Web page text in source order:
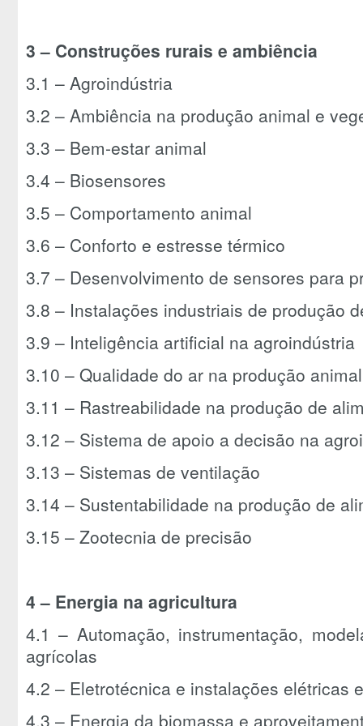
3 – Construções rurais e ambiência
3.1 – Agroindústria
3.2 – Ambiência na produção animal e
3.3 – Bem-estar animal
3.4 – Biosensores
3.5 – Comportamento animal
3.6 – Conforto e estresse térmico
3.7 – Desenvolvimento de sensores para
3.8 – Instalações industriais de produção
3.9 – Inteligência artificial na agroindústria
3.10 – Qualidade do ar na produção
3.11 – Rastreabilidade na produção de
3.12 – Sistema de apoio a decisão na
3.13 – Sistemas de ventilação
3.14 – Sustentabilidade na produção de
3.15 – Zootecnia de precisão
4 – Energia na agricultura
4.1 – Automação, instrumentação,
agrícolas
4.2 – Eletrotécnica e instalações elétricas
4.3 – Energia da biomassa e